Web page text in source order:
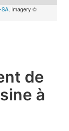
SA, Imagery ©
de
à